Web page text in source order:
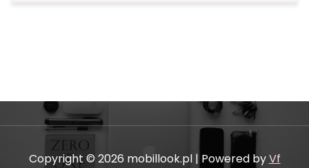
Copyright © 2026 mobillook.pl | Powered byVf